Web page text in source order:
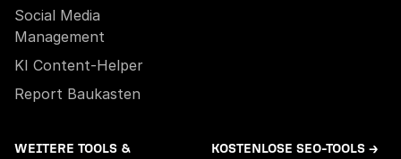
Social Media
Management
KI Content-Helper
Report Baukasten
WEITERE TOOLS &
KOSTENLOSE SEO-TOOLS →